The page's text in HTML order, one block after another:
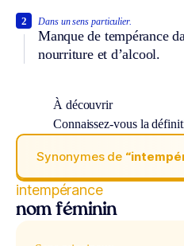
Dans un sens particulier.
Manque de tempérance
nourriture et d’alcool.
2
À découvrir
Connaissez-vous la
Synonymes de
intempérance
nom féminin